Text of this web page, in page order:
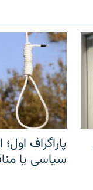
پاراگراف اول؛
سیاسی یا